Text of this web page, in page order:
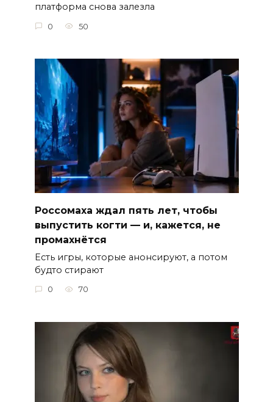
платформа снова залезла
0 50
Россомаха ждал пять лет, чтобы
выпустить когти — и, кажется, не
промахнётся
Есть игры, которые анонсируют, а потом
будто стирают
0 70